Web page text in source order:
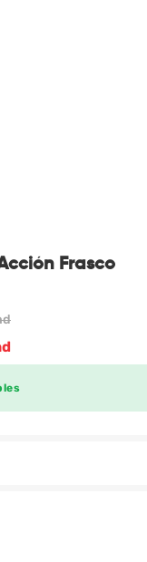
Frasco